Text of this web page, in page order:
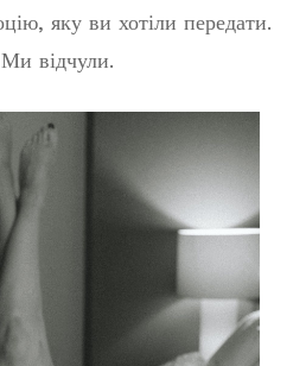
яку ви хотіли передати.
відчули.